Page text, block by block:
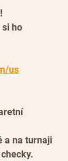
si ho
us
a na turnaji